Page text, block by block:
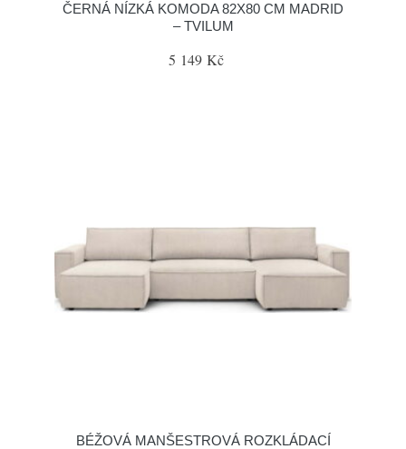
ČERNÁ NÍZKÁ KOMODA 82X80 CM MADRID
– TVILUM
5 149 Kč
BÉŽOVÁ MANŠESTROVÁ ROZKLÁDACÍ